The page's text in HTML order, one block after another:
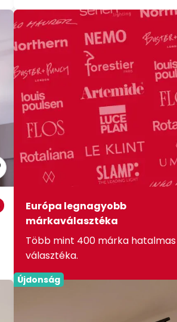
Európa legnagyobb
márkaválasztéka
Több mint 400 márka hatalmas
választéka.
Újdonság